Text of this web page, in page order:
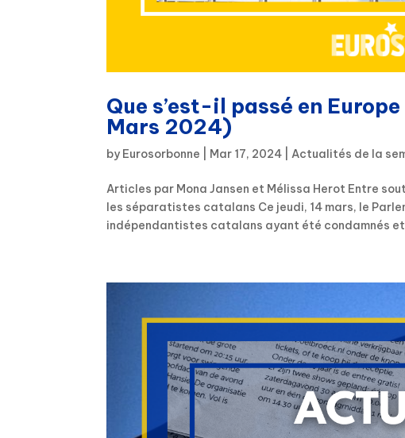
Que s’est-il passé en
Mars 2024)
by Eurosorbonne Mar 17, 2024 Actualités de la
Articles par Mona Jansen et Mélissa Herot Entre
les séparatistes catalans Ce jeudi, 14 mars, le
indépendantistes catalans ayant été condamnés